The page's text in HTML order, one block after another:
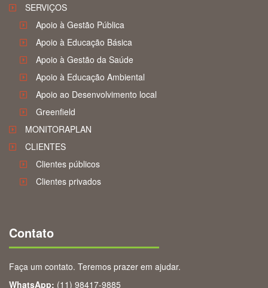
SERVIÇOS
Apoio à Gestão Pública
Apoio à Educação Básica
Apoio à Gestão da Saúde
Apoio à Educação Ambiental
Apoio ao Desenvolvimento local
Greenfield
MONITORAPLAN
CLIENTES
Clientes públicos
Clientes privados
Contato
Faça um contato. Teremos prazer em ajudar.
WhatsApp: (11) 98417-9885